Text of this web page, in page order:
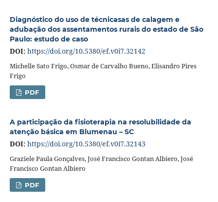
Diagnóstico do uso de técnicasas de calagem e
adubação dos assentamentos rurais do estado de São
Paulo: estudo de caso
DOI: https://doi.org/10.5380/ef.v0i7.32142
Michelle Sato Frigo, Osmar de Carvalho Bueno, Elisandro Pires
Frigo
PDF
A participação da fisioterapia na resolubilidade da
atenção básica em Blumenau – SC
DOI: https://doi.org/10.5380/ef.v0i7.32143
Graziele Paula Gonçalves, José Francisco Gontan Albiero, José
Francisco Gontan Albiero
PDF